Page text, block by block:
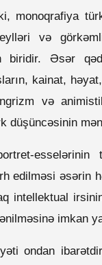
monoqrafiya
və
biridir. Əsər
kainat,
və
düşüncəsinin
edilməsi əsərin
intellektual
imkan
ondan